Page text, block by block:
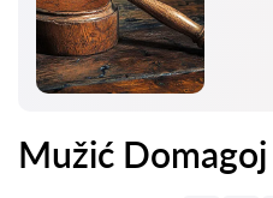
Mužić Domagoj